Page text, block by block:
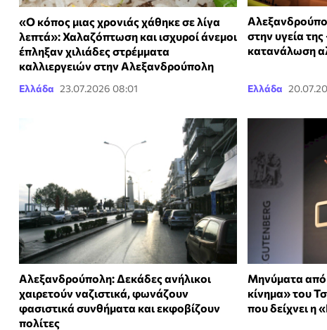
«Ο κόπος μιας χρονιάς χάθηκε σε λίγα
λεπτά»: Χαλαζόπτωση και ισχυροί άνεμοι
έπληξαν χιλιάδες στρέμματα
καλλιεργειών στην Αλεξανδρούπολη
Ελλάδα 23.07.2026 08:01
στην υγεία
κατανάλωση
Ελλάδα
Αλεξανδρούπολη: Δεκάδες ανήλικοι
χαιρετούν ναζιστικά, φωνάζουν
φασιστικά συνθήματα και εκφοβίζουν
πολίτες
Μηνύματα από
κίνημα» του
που δείχνει η